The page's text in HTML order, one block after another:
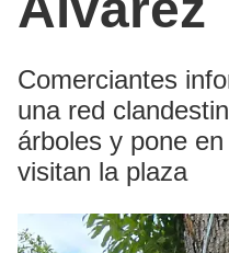
Comerciantes
una red
árboles y pone
visitan la plaza